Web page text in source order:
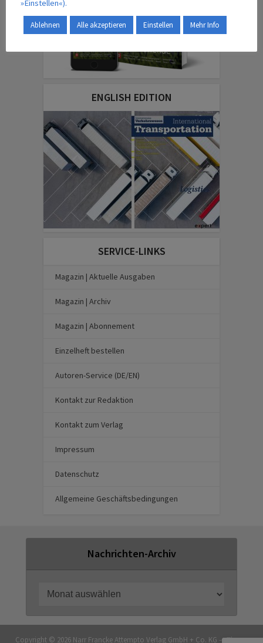
ENGLISH EDITION
SERVICE-LINKS
Magazin | Aktuelle Ausgaben
Magazin | Archiv
Magazin | Abonnement
Einzelheft bestellen
Autoren-Service (DE/EN)
Kontakt zur Redaktion
Kontakt zum Verlag
Impressum
Datenschutz
Allgemeine Geschäftsbedingungen
Nachrichten-Archiv
Copyright © 2026 Narr Francke Attempto Verlag GmbH + Co. KG — Theme
»Einstellen«).
Ablehnen Alle akzeptieren Einstellen Mehr Info